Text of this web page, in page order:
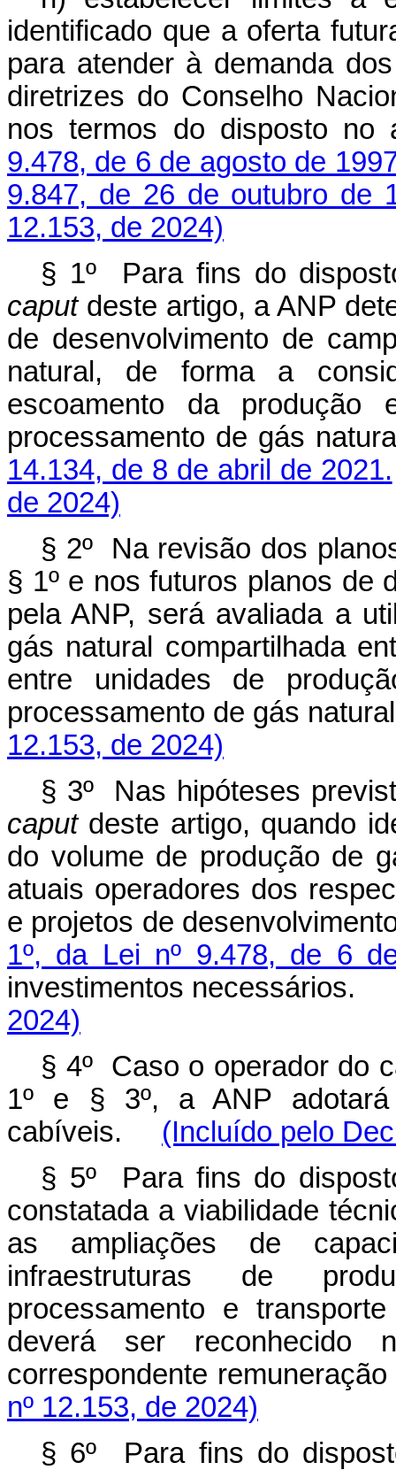
identificado que a oferta
para atender à demanda
diretrizes do Conselho
nos termos do disposto
9.478, de 6 de agosto de
9.847, de 26 de outubro de
12.153, de 2024)
§ 1º Para fins do
caputdeste artigo, a ANP
de desenvolvimento de
natural, de forma a
escoamento da
processamento de gás
14.134, de 8 de abril de 2021.
de 2024)
§ 2º Na revisão dos
§ 1º e nos futuros planos de
pela ANP, será avaliada a
gás natural compartilhada
entre unidades de
processamento de gás
12.153, de 2024)
§ 3º Nas hipóteses
caputdeste artigo, quando
do volume de produção de
atuais operadores dos
e projetos de
1º, da Lei nº 9.478, de 6
investimentos
2024)
§ 4º Caso o operador do
1º e § 3º, a ANP
cabíveis. (Incluído pelo
§ 5º Para fins do
constatada a viabilidade
as ampliações de
infraestruturas de
processamento e
deverá ser
correspondente
nº 12.153, de 2024)
§ 6º Para fins do